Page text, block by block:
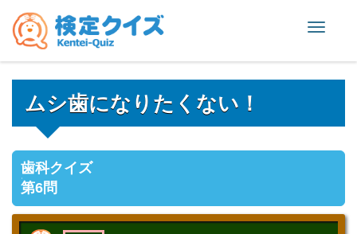
Toggle
ムシ歯になりたくない！
歯科クイズ
第6問